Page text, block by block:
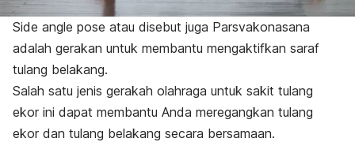
Side angle pose atau disebut juga Parsvakonasana
adalah gerakan untuk membantu mengaktifkan saraf
tulang belakang.
Salah satu jenis gerakah olahraga untuk sakit tulang
ekor ini dapat membantu Anda meregangkan tulang
ekor dan tulang belakang secara bersamaan.